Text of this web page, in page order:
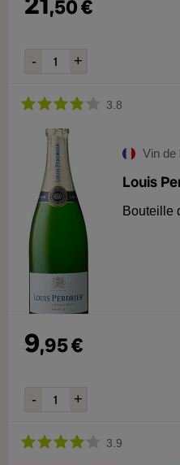
,50€
3.8
Vin de
Louis
Bouteille
9,95€
3.9